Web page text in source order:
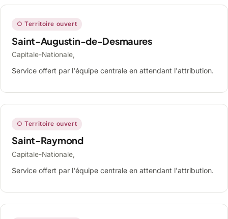
○ Territoire ouvert
Saint-Augustin-de-Desmaures
Capitale-Nationale,
Service offert par l'équipe centrale en attendant l'attribution.
○ Territoire ouvert
Saint-Raymond
Capitale-Nationale,
Service offert par l'équipe centrale en attendant l'attribution.